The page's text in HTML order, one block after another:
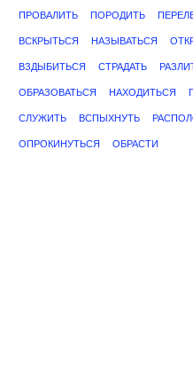
ПРОВАЛИТЬ ПОРОДИТЬ
ВСКРЫТЬСЯ НАЗЫВАТЬСЯ
ВЗДЫБИТЬСЯ СТРАДАТЬ
ОБРАЗОВАТЬСЯ НАХОДИТЬСЯ
СЛУЖИТЬ ВСПЫХНУТЬ
ОПРОКИНУТЬСЯ ОБРАСТИ